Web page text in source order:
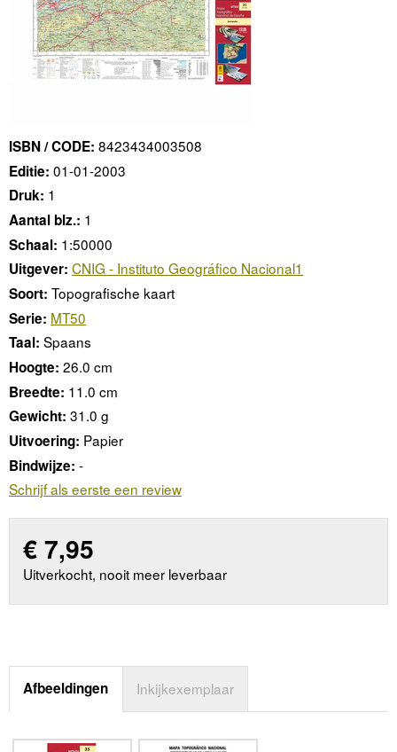
ISBN / CODE: 8423434003508
Editie: 01-01-2003
Druk: 1
Aantal blz.: 1
Schaal: 1:50000
Uitgever: CNIG - Instituto Geográfico Nacional1
Soort: Topografische kaart
Serie: MT50
Taal: Spaans
Hoogte: 26.0 cm
Breedte: 11.0 cm
Gewicht: 31.0 g
Uitvoering: Papier
Bindwijze: -
Schrijf als eerste een review
€7,95
Uitverkocht, nooit meer leverbaar
Afbeeldingen Inkijkexemplaar